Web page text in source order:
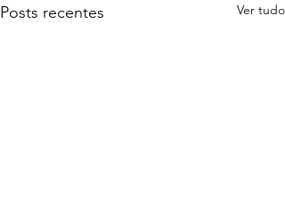
Posts recentes Ver tudo